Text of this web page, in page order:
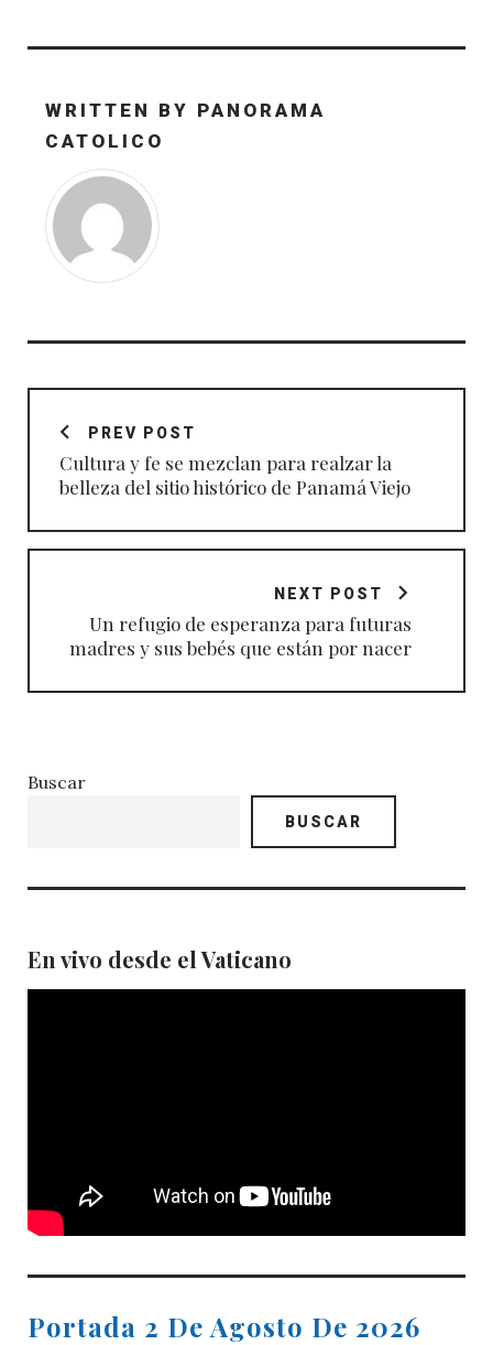
WRITTEN BY PANORAMA
CATOLICO
Navegación
entradasPREV POST
Cultura y fe se mezclan para realzar la
belleza del sitio histórico de Panamá Viejo
NEXT POST
Un refugio de esperanza para futuras
madres y sus bebés que están por nacer
Buscar
BUSCAR
En vivo desde el Vaticano
Portada 2 De Agosto De 2026